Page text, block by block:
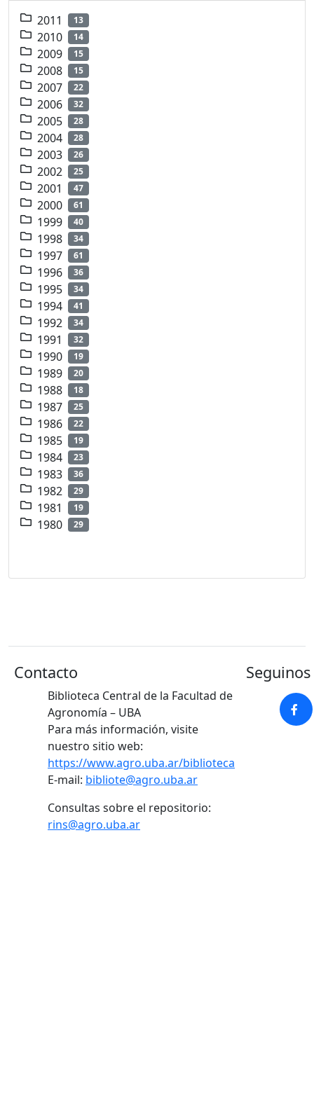
2011 13
2010 14
2009 15
2008 15
2007 22
2006 32
2005 28
2004 28
2003 26
2002 25
2001 47
2000 61
1999 40
1998 34
1997 61
1996 36
1995 34
1994 41
1992 34
1991 32
1990 19
1989 20
1988 18
1987 25
1986 22
1985 19
1984 23
1983 36
1982 29
1981 19
1980 29
Contacto
Biblioteca Central de la Facultad de
Agronomía – UBA
Para más información, visite
nuestro sitio web:
https://www.agro.uba.ar/biblioteca
E-mail: bibliote@agro.uba.ar
Consultas sobre el repositorio:
rins@agro.uba.ar